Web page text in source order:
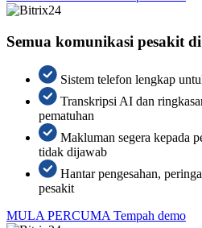
Semua komunikasi pesakit
Sistem telefon lengkap
Transkripsi AI dan
pematuhan
Makluman segera kepada
tidak dijawab
Hantar pengesahan,
pesakit
MULA PERCUMATempah demo